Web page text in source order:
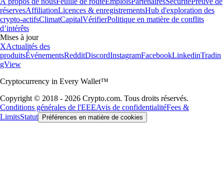
réservesAffiliationLicences & enregistrementsHub d'exploration des
crypto-actifsClimatCapitalVérifierPolitique en matière de conflits
d’intérêts
Mises à jour
XActualités des
produitsÉvénementsRedditDiscordInstagramFacebookLinkedinTradin
gView
Cryptocurrency in Every Wallet™
Copyright © 2018 - 2026 Crypto.com. Tous droits réservés.
Conditions générales de l'EEEAvis de confidentialitéFees &
LimitsStatut Préférences en matière de cookies